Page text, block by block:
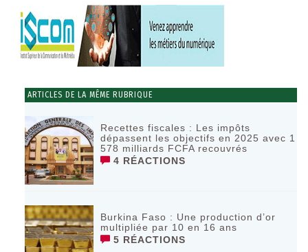
ARTICLES DE LA MÊME RUBRIQUE
Recettes fiscales : Les impôts
dépassent les objectifs en 2025 avec 1
578 milliards FCFA recouvrés
4 RÉACTIONS
Burkina Faso : Une production d’or
multipliée par 10 en 16 ans
5 RÉACTIONS